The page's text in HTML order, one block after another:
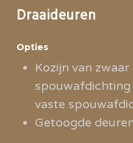
Draaideuren
Opties
Kozijn van
vaste
Getoogde